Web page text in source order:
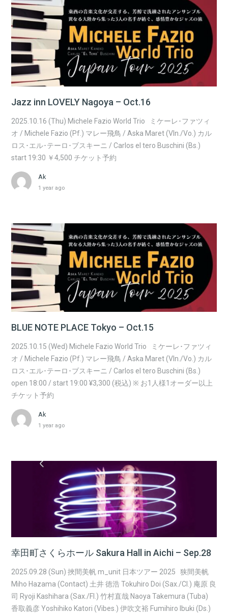
Jazz inn LOVELY Nagoya – Oct.16
2025.10.16 (Thu) Michele Fazio World Trio ミケーレ･ファツィ
オ / Michele Fazio (Pf.) マレー飛鳥 / Aska Maret (Vln./Vo.) カル
ロス･エル･テーロ･ブスキーニ / Carlos el tero Buschini (Bs.)
start 19:30 ￥4,500 チケット予約
Ak
1 year ago
BLUE NOTE PLACE Tokyo – Oct.15
2025.10.15 (Wed) Michele Fazio World Trio ミケーレ･ファツィ
オ / Michele Fazio (Pf.) マレー飛鳥 / Aska Maret (Vln./Vo.) カル
ロス･エル･テーロ･ブスキーニ / Carlos el tero Buschini (Bs.)
open 18:00 / start 19:00 ¥3,300 (税込) ※ お1人様1オーダー以上
チケット予約
Ak
1 year ago
幸田町さくらホール Sakura Hall in Aichi – Sep.28
2025.09.28 (Sun) 挾間美帆 m_unit 日本ツアー 2025 狭間美帆
Miho Hazama (Contact) 土井 徳浩 Tokuhiro Doi (Sax./Cl.) 庵原 良
司 Ryoji Kashihara (Sax./Fl.) 竹村直哉 Naoya Takemura (Tuba)
香取義彦 Yoshihiko Katori (Vibes.) 伊吹文裕 Fumihiro Ibuki (Ds.)